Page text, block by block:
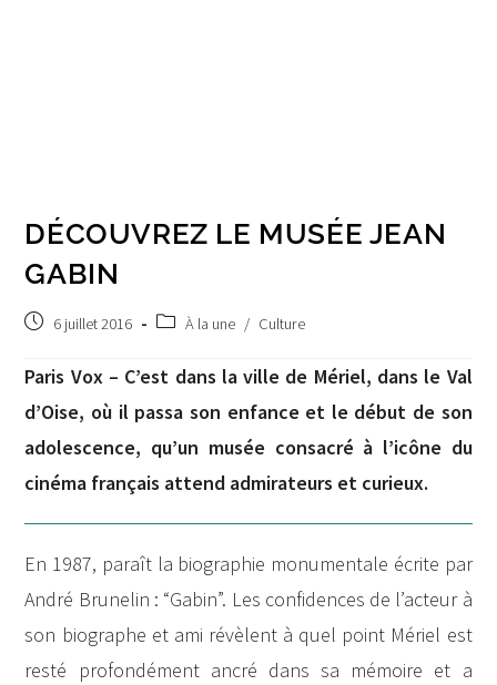
DÉCOUVREZ LE MUSÉE JEAN
GABIN
Publication
6 juillet 2016
PostÀ la une / Culture
Paris Vox – C’est dans la ville de Mériel, dans le Val
d’Oise, où il passa son enfance et le début de son
adolescence, qu’un musée consacré à l’icône du
cinéma français attend admirateurs et curieux.
En 1987, paraît la biographie monumentale écrite par
André Brunelin : “Gabin”. Les confidences de l’acteur à
son biographe et ami révèlent à quel point Mériel est
resté profondément ancré dans sa mémoire et a